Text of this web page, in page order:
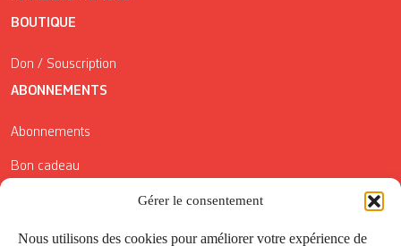
Gérer le consentement
Nous utilisons des cookies pour améliorer votre expérience de
BOUTIQUE
Don / Souscription
ABONNEMENTS
Abonnements
Bon cadeau
Conditions générales de vente
Réductions de la Carte Côté Courrier